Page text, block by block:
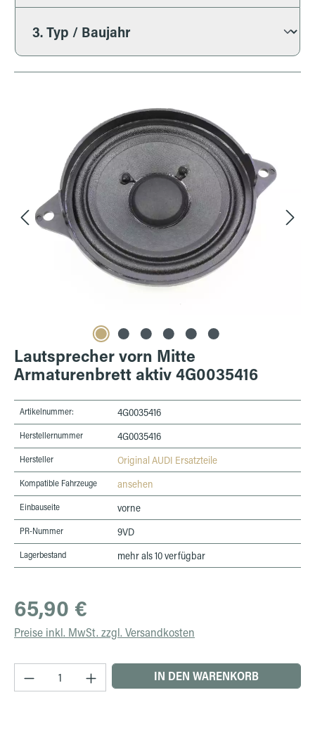
Lautsprecher vorn Mitte
Armaturenbrett aktiv 4G0035416
Artikelnummer: 4G0035416
Herstellernummer 4G0035416
Hersteller Original AUDI Ersatzteile
Kompatible Fahrzeuge ansehen
Einbauseite vorne
PR-Nummer 9VD
Lagerbestand mehr als 10 verfügbar
Regulärer Preis:
65,90 €
Preise inkl. MwSt. zzgl. Versandkosten
Produkt Anzahl: Gib den gewünschten Wert
IN DEN WARENKORB